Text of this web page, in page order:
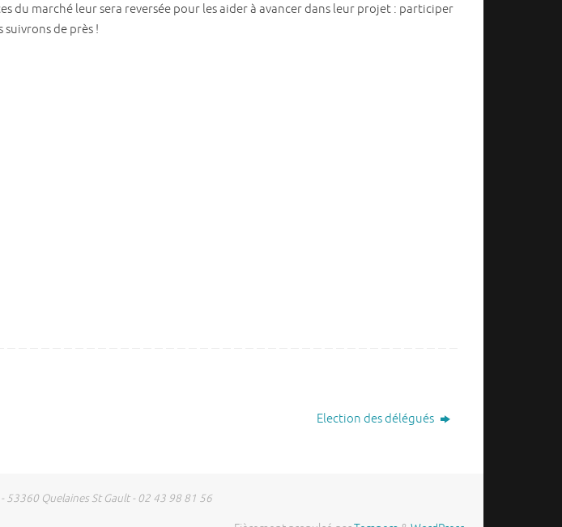
du marché leur sera reversée pour les aider à avancer dans leur projet : participer
de près !
Election des délégués
53360 Quelaines St Gault - 02 43 98 81 56